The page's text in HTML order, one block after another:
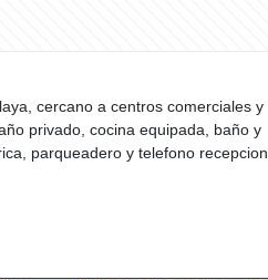
cercano a centros comerciales y
privado, cocina equipada, baño y
parqueadero y telefono recepcion.